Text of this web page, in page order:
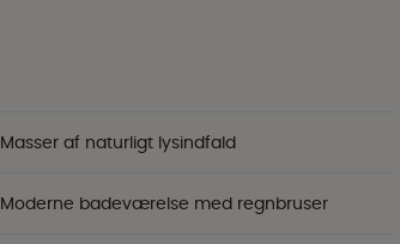
Masser af naturligt lysindfald
Moderne badeværelse med regnbruser